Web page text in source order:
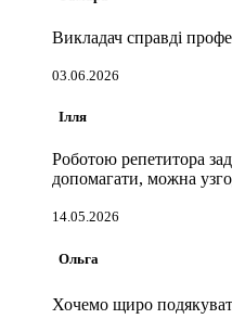
Викладач справді
03.06.2026
Ілля
Роботою репетитора
допомагати, можна
14.05.2026
Ольга
Хочемо щиро